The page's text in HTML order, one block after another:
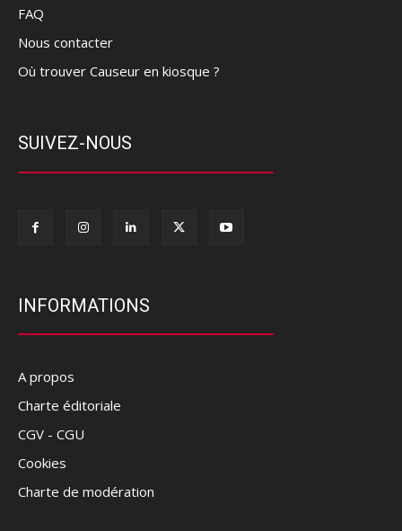
FAQ
Nous contacter
Où trouver Causeur en kiosque ?
SUIVEZ-NOUS
INFORMATIONS
A propos
Charte éditoriale
CGV - CGU
Cookies
Charte de modération